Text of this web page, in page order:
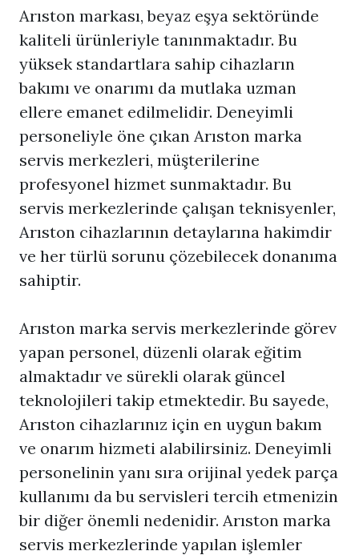
Arıston markası, beyaz eşya sektöründe
kaliteli ürünleriyle tanınmaktadır. Bu
yüksek standartlara sahip cihazların
bakımı ve onarımı da mutlaka uzman
ellere emanet edilmelidir. Deneyimli
personeliyle öne çıkan Arıston marka
servis merkezleri, müşterilerine
profesyonel hizmet sunmaktadır. Bu
servis merkezlerinde çalışan teknisyenler,
Arıston cihazlarının detaylarına hakimdir
ve her türlü sorunu çözebilecek donanıma
sahiptir.
Arıston marka servis merkezlerinde görev
yapan personel, düzenli olarak eğitim
almaktadır ve sürekli olarak güncel
teknolojileri takip etmektedir. Bu sayede,
Arıston cihazlarınız için en uygun bakım
ve onarım hizmeti alabilirsiniz. Deneyimli
personelinin yanı sıra orijinal yedek parça
kullanımı da bu servisleri tercih etmenizin
bir diğer önemli nedenidir. Arıston marka
servis merkezlerinde yapılan işlemler